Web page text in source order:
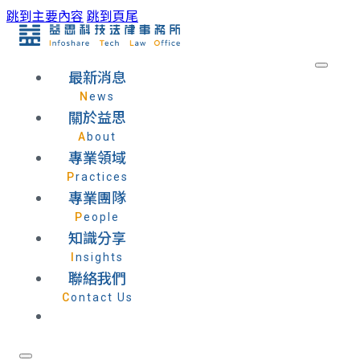
跳到主要內容 跳到頁尾
最新消息
News
關於益思
About
專業領域
Practices
專業團隊
People
知識分享
Insights
聯絡我們
Contact Us